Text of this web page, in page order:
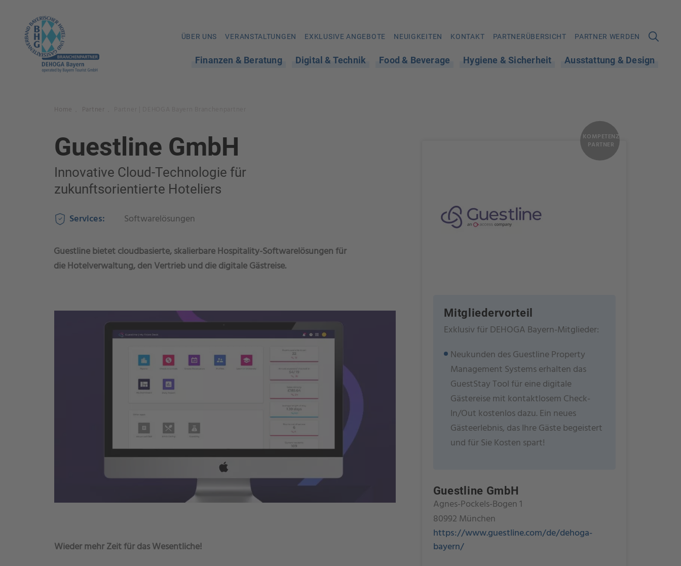
ÜBER UNS VERANSTALTUNGEN EXKLUSIVE ANGEBOTE NEUIGKEITEN KONTAKT PARTNERÜBERSICHT PARTNER WERDEN
Finanzen & Beratung Digital & Technik Food & Beverage Hygiene & Sicherheit Ausstattung & Design
KOMPETENZ
PARTNER
Mitgliedervorteil
Exklusiv für DEHOGA Bayern-Mitglieder:
Neukunden des Guestline Property
Management Systems erhalten das
GuestStay Tool für eine digitale
Gästereise mit kontaktlosem Check-
In/Out kostenlos dazu. Ein neues
Gästeerlebnis, das Ihre Gäste begeistert
und für Sie Kosten spart!
Guestline GmbH
Agnes-Pockels-Bogen 1
80992 München
https://www.guestline.com/de/dehoga-
bayern/
Home Partner
Guestline GmbH
Innovative Cloud-Technologie für
zukunftsorientierte Hoteliers
Services: Softwarelösungen
Guestline bietet cloudbasierte, skalierbare Hospitality-Softwarelösungen für
die Hotelverwaltung, den Vertrieb und die digitale Gästreise.
Wieder mehr Zeit für das Wesentliche!